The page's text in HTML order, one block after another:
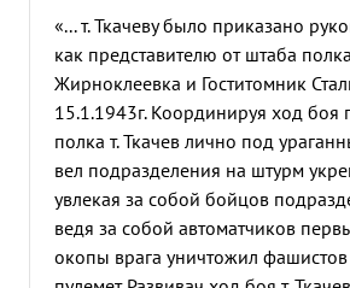
«... т. Ткачеву было приказано
как представителю от штаба полка
Жирноклеевка и Гоститомник
15.1.1943г. Координируя ход боя
полка т. Ткачев лично под
вел подразделения на штурм
увлекая за собой бойцов
ведя за собой автоматчиков
окопы врага уничтожил